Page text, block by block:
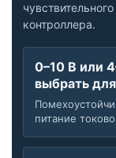
контроллера.
0–10 В или
выбрать
питание